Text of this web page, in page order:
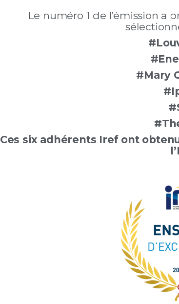
Le numéro 1 de l’émission a
#Mary
Ces six adhérents Iref ont